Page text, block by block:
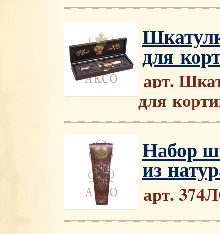
для
арт.
для
Набор
из
арт.